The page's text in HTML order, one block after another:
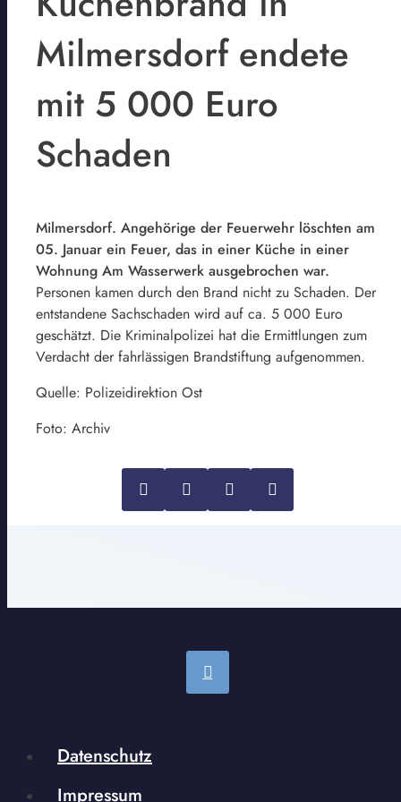
Milmersdorf endete
mit 5 000 Euro
Schaden
Milmersdorf. Angehörige der Feuerwehr löschten am
05. Januar ein Feuer, das in einer Küche in einer
Wohnung Am Wasserwerk ausgebrochen war.
Personen kamen durch den Brand nicht zu Schaden. Der
entstandene Sachschaden wird auf ca. 5 000 Euro
geschätzt. Die Kriminalpolizei hat die Ermittlungen zum
Verdacht der fahrlässigen Brandstiftung aufgenommen.
Quelle: Polizeidirektion Ost
Foto: Archiv
Datenschutz
Impressum